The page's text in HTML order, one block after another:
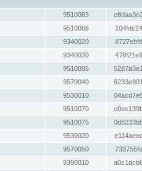
9510063
9510066
9340020
9340030
9510095
9570040
9530010
9510070
9510075
9530020
9570050
9390010